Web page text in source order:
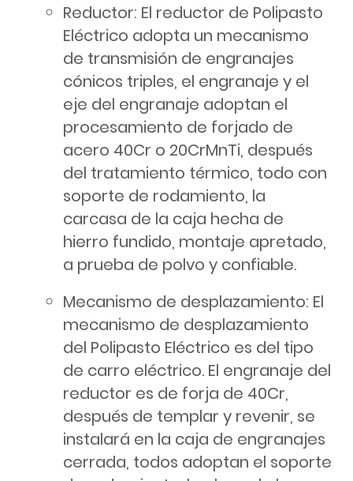
Reductor: El reductor de Polipasto
Eléctrico adopta un mecanismo
de transmisión de engranajes
cónicos triples, el engranaje y el
eje del engranaje adoptan el
procesamiento de forjado de
acero 40Cr o 20CrMnTi, después
del tratamiento térmico, todo con
soporte de rodamiento, la
carcasa de la caja hecha de
hierro fundido, montaje apretado,
a prueba de polvo y confiable.
Mecanismo de desplazamiento: El
mecanismo de desplazamiento
del Polipasto Eléctrico es del tipo
de carro eléctrico. El engranaje del
reductor es de forja de 40Cr,
después de templar y revenir, se
instalará en la caja de engranajes
cerrada, todos adoptan el soporte